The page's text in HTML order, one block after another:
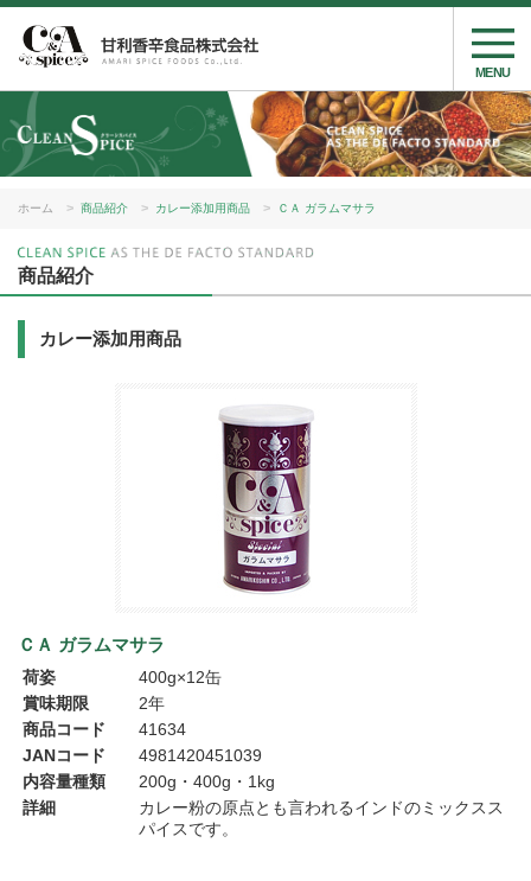
MENU
ホーム 商品紹介 カレー添加用商品 ＣＡ ガラムマサラ
商品紹介
カレー添加用商品
ＣＡ ガラムマサラ
荷姿
400g×12缶
賞味期限
2年
商品コード
41634
JANコード
4981420451039
内容量種類
200g・400g・1kg
詳細
カレー粉の原点とも言われるインドのミックスス
パイスです。